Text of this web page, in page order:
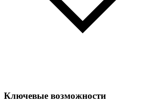
Ключевые возможности